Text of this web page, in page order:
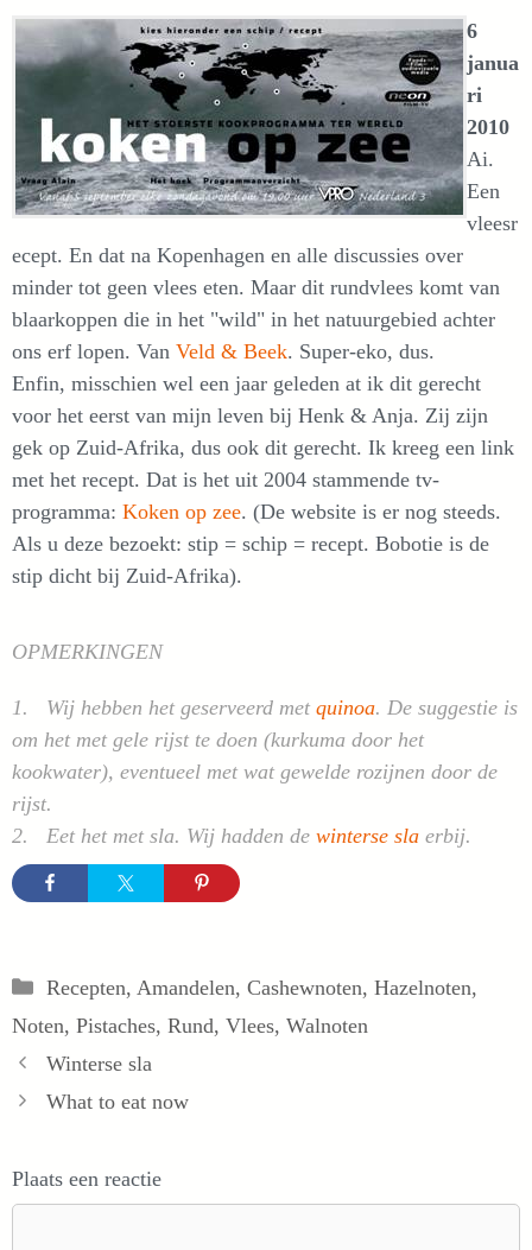
6
janua
ri
2010
Ai.
Een
vleesr
ecept. En dat na Kopenhagen en alle discussies over
minder tot geen vlees eten. Maar dit rundvlees komt van
blaarkoppen die in het "wild" in het natuurgebied achter
ons erf lopen. Van Veld & Beek. Super-eko, dus.
Enfin, misschien wel een jaar geleden at ik dit gerecht
voor het eerst van mijn leven bij Henk & Anja. Zij zijn
gek op Zuid-Afrika, dus ook dit gerecht. Ik kreeg een link
met het recept. Dat is het uit 2004 stammende tv-
programma: Koken op zee. (De website is er nog steeds.
Als u deze bezoekt: stip = schip = recept. Bobotie is de
stip dicht bij Zuid-Afrika).
OPMERKINGEN
1. Wij hebben het geserveerd met quinoa. De suggestie is
om het met gele rijst te doen (kurkuma door het
kookwater), eventueel met wat gewelde rozijnen door de
rijst.
2. Eet het met sla. Wij hadden de winterse sla erbij.
Categorieën
Recepten, Amandelen, Cashewnoten, Hazelnoten,
Noten, Pistaches, Rund, Vlees, Walnoten
Winterse sla
What to eat now
Plaats een reactie